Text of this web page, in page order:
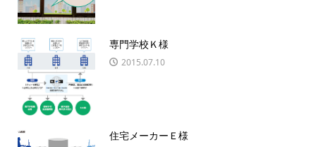
専門学校Ｋ様
2015.07.10
住宅メーカーＥ様